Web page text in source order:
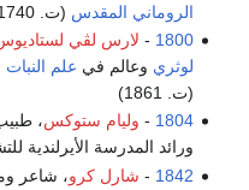
الروماني المقدس (ت. 1740)
1800
- لارس لڤي
لوثري وعالم في علم النبات
(ت. 1861)
1804
- وليام ستوكس،
ورائد المدرسة الأيرلندية
1842
- شارل كرو، شاعر